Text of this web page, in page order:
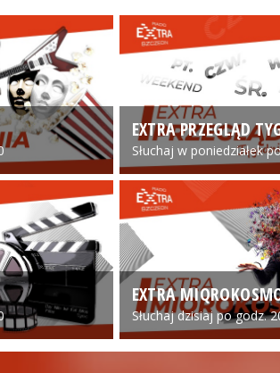
EXTRA PRZEGLĄD
Słuchaj w poniedziałek
EXTRA
Słuchaj dzisiaj po godz.